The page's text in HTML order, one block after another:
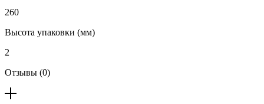
260
Высота упаковки (мм)
2
Отзывы (0)